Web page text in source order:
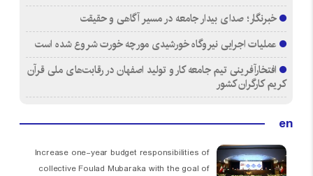
خبرنگار؛ صدای بیدار جامعه در مسیر آگاهی و حقیقت
عملیات اجرایی نیروگاه خورشیدی مورچه خورت شروع شده است
افتخارآفرینی تیم جامعه کار و تولید اصفهان در رقابت‌های ملی قرآن
کریم کارگران کشور
en
Increase one-year budget responsibilities of
collective Foulad Mubaraka with the goal of